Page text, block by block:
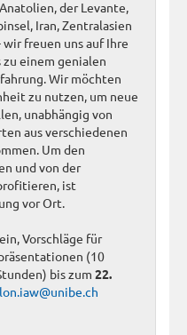
der Levante,
Iran, Zentralasien
freuen uns auf Ihre
einem genialen
Wir möchten
zu nutzen, um neue
unabhängig von
aus verschiedenen
Um den
und von der
ist
vor Ort.
Vorschläge für
(10
bis zum 22.